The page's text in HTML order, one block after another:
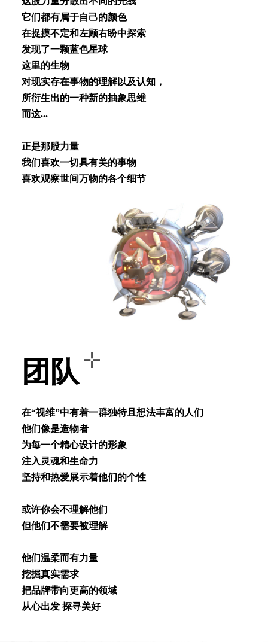
它们都有属于⾃⼰的颜⾊
在捉摸不定和左顾右盼中探索
发现了⼀颗蓝⾊星球
这⾥的⽣物
对现实存在事物的理解以及认知，
所衍⽣出的⼀种新的抽象思维
⽽这...
正是那股⼒量
我们喜欢⼀切具有美的事物
喜欢观察世间万物的各个细节
团队
在“视维”中有着⼀群独特且想法丰富的⼈们
他们像是造物者
为每⼀个精⼼设计的形象
注⼊灵魂和⽣命⼒
坚持和热爱展⽰着他们的个性
或许你会不理解他们
但他们不需要被理解
他们温柔⽽有⼒量
挖掘真实需求
把品牌带向更⾼的领域
从⼼出发 探寻美好